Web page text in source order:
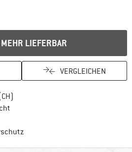
LIEFERBAR
VERGLEICHEN
die Zahlungs-Infos hier! Öffnet